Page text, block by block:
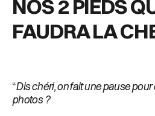
NOS2PIEDS
FAUDRA LA
“Dis chéri, on fait une pause
photos ?